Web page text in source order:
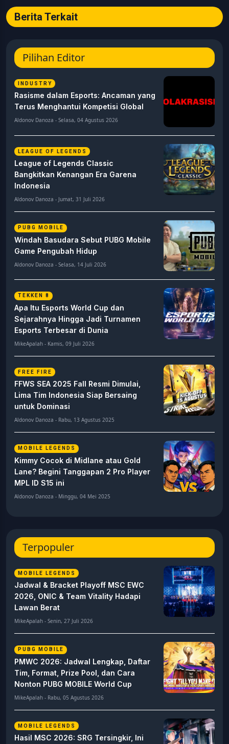
Berita Terkait
Pilihan Editor
INDUSTRY
Rasisme dalam Esports: Ancaman yang
Terus Menghantui Kompetisi Global
Aldonov Danoza - Selasa, 04 Agustus 2026
LEAGUE OF LEGENDS
League of Legends Classic
Bangkitkan Kenangan Era Garena
Indonesia
Aldonov Danoza - Jumat, 31 Juli 2026
PUBG MOBILE
Windah Basudara Sebut PUBG Mobile
Game Pengubah Hidup
Aldonov Danoza - Selasa, 14 Juli 2026
TEKKEN 8
Apa Itu Esports World Cup dan
Sejarahnya Hingga Jadi Turnamen
Esports Terbesar di Dunia
MikeApalah - Kamis, 09 Juli 2026
FREE FIRE
FFWS SEA 2025 Fall Resmi Dimulai,
Lima Tim Indonesia Siap Bersaing
untuk Dominasi
Aldonov Danoza - Rabu, 13 Agustus 2025
MOBILE LEGENDS
Kimmy Cocok di Midlane atau Gold
Lane? Begini Tanggapan 2 Pro Player
MPL ID S15 ini
Aldonov Danoza - Minggu, 04 Mei 2025
Terpopuler
MOBILE LEGENDS
Jadwal & Bracket Playoff MSC EWC
2026, ONIC & Team Vitality Hadapi
Lawan Berat
MikeApalah - Senin, 27 Juli 2026
PUBG MOBILE
PMWC 2026: Jadwal Lengkap, Daftar
Tim, Format, Prize Pool, dan Cara
Nonton PUBG MOBILE World Cup
MikeApalah - Rabu, 05 Agustus 2026
MOBILE LEGENDS
Hasil MSC 2026: SRG Tersingkir, Ini